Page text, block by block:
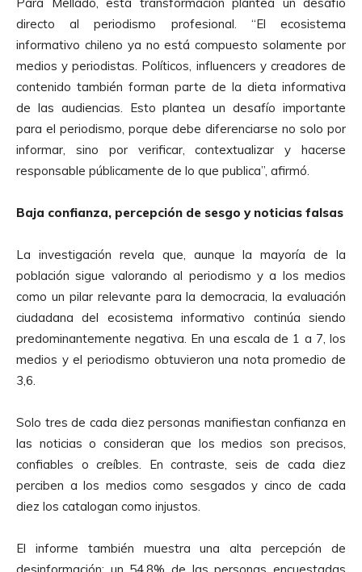
directo al periodismo profesional. “El ecosistema
informativo chileno ya no está compuesto solamente por
medios y periodistas. Políticos, influencers y creadores de
contenido también forman parte de la dieta informativa
de las audiencias. Esto plantea un desafío importante
para el periodismo, porque debe diferenciarse no solo por
informar, sino por verificar, contextualizar y hacerse
responsable públicamente de lo que publica”, afirmó.
Baja confianza, percepción de sesgo y noticias falsas
La investigación revela que, aunque la mayoría de la
población sigue valorando al periodismo y a los medios
como un pilar relevante para la democracia, la evaluación
ciudadana del ecosistema informativo continúa siendo
predominantemente negativa. En una escala de 1 a 7, los
medios y el periodismo obtuvieron una nota promedio de
3,6.
Solo tres de cada diez personas manifiestan confianza en
las noticias o consideran que los medios son precisos,
confiables o creíbles. En contraste, seis de cada diez
perciben a los medios como sesgados y cinco de cada
diez los catalogan como injustos.
El informe también muestra una alta percepción de
desinformación: un 54,8% de las personas encuestadas